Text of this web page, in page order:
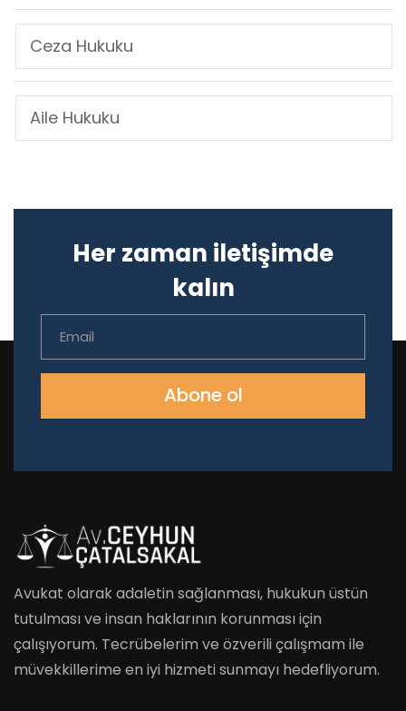
Ceza Hukuku
Aile Hukuku
Her zaman iletişimde
kalın
Abone ol
Avukat olarak adaletin sağlanması, hukukun üstün
tutulması ve insan haklarının korunması için
çalışıyorum. Tecrübelerim ve özverili çalışmam ile
müvekkillerime en iyi hizmeti sunmayı hedefliyorum.